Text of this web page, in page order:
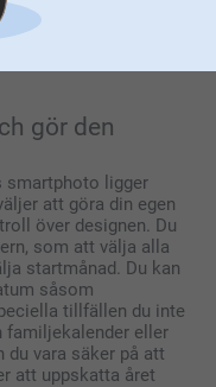
födelsedagar
eller present.
gör den
smartphoto ligger
att göra din egen
över designen. Du
som att välja alla
startmånad. Du kan
såsom
tillfällen du inte
familjekalender eller
du vara säker på att
att uppskatta året